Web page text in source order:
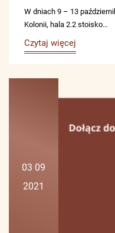
W dniach 9 – 13
Kolonii, hala 2.2 stoisko…
Czytaj więcej
03 09
2021